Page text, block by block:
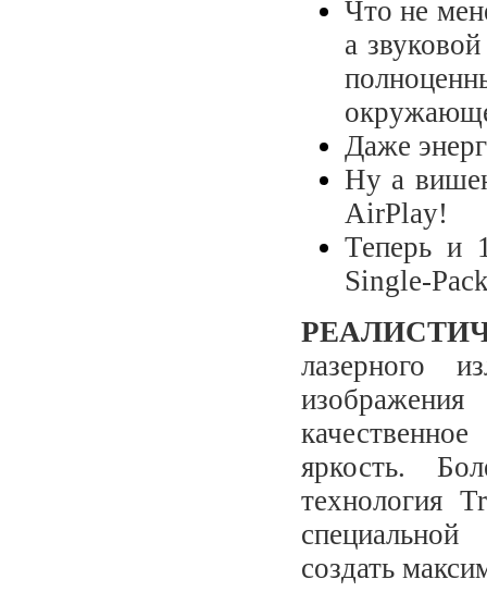
Что не
а
Даже
Ну а
AirPlay!
Теперь и
Single-
лазерного
яркость.
технология
создать